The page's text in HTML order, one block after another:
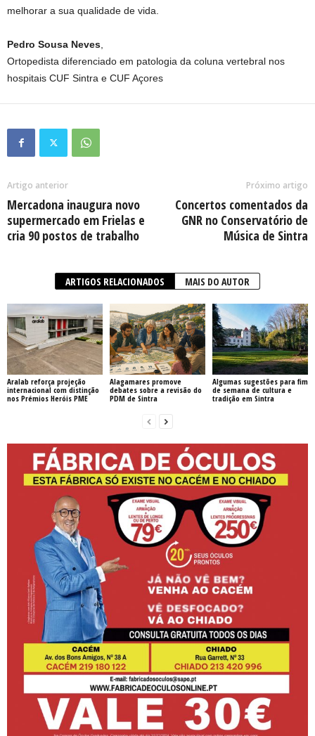
melhorar a sua qualidade de vida.
Pedro Sousa Neves
Ortopedista diferenciado em patologia da coluna vertebral nos
hospitais CUF Sintra e CUF Açores
Artigo anterior
Mercadona inaugura novo
supermercado em Frielas e
cria 90 postos de trabalho
Próximo artigo
Concertos comentados da
GNR no Conservatório de
Música de Sintra
ARTIGOS RELACIONADOS MAIS DO AUTOR
Aralab reforça projeção
internacional com distinção
nos Prémios Heróis PME
Alagamares promove
debates sobre a revisão do
PDM de Sintra
Algumas sugestões para fim
de semana de cultura e
tradição em Sintra